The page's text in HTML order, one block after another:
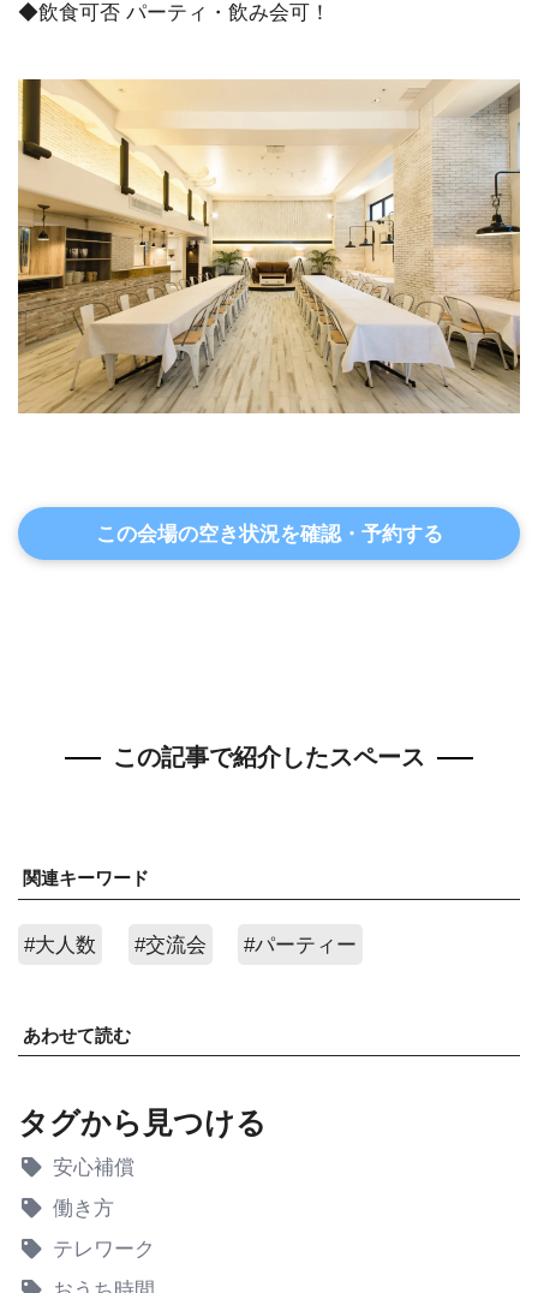
◆飲食可否 パーティ・飲み会可！
この会場の空き状況を確認・予約する
この記事で紹介したスペース
関連キーワード
#大人数 #交流会 #パーティー
あわせて読む
タグから見つける
安心補償
働き方
テレワーク